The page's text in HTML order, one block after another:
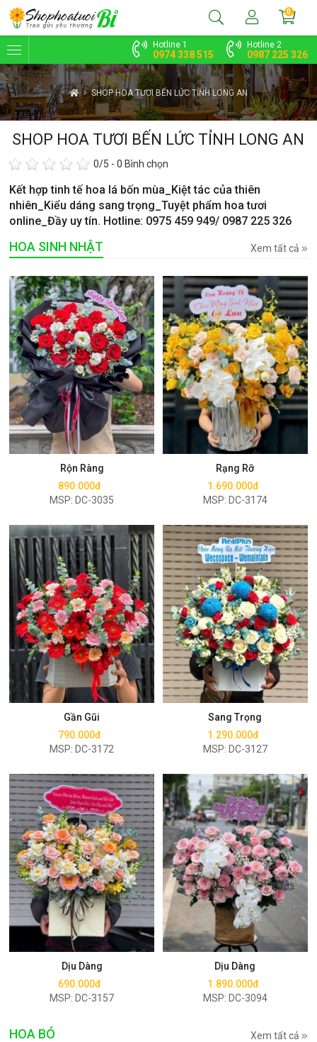
Hotline 1
0974 338 515
Hotline 2
0987 225 326
0
SHOP HOA TƯƠI BẾN LỨC TỈNH LONG AN
SHOP HOA TƯƠI BẾN LỨC TỈNH LONG AN
0/5 -0 Bình chọn
Kết hợp tinh tế hoa lá bốn mùa_Kiệt tác của thiên
nhiên_Kiểu dáng sang trọng_Tuyệt phẩm hoa tươi
online_Đầy uy tín. Hotline: 0975 459 949/ 0987 225 326
HOA SINH NHẬT Xem tất cả
Rộn Ràng
890.000đ
MSP: DC-3035
Mua ngay
Rạng Rỡ
1.690.000đ
MSP: DC-3174
Mua ngay
Gần Gũi
790.000đ
MSP: DC-3172
Mua ngay
Sang Trọng
1.290.000đ
MSP: DC-3127
Mua ngay
Dịu Dàng
690.000đ
MSP: DC-3157
Mua ngay
Dịu Dàng
1.890.000đ
MSP: DC-3094
Mua ngay
HOA BÓ Xem tất cả